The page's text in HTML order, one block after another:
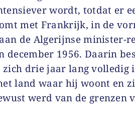
wordt, totdat er
met Frankrijk, in de
de Algerijnse minister-
december 1956. Daarin
drie jaar lang volledig
land waar hij woont en
werd van de grenzen